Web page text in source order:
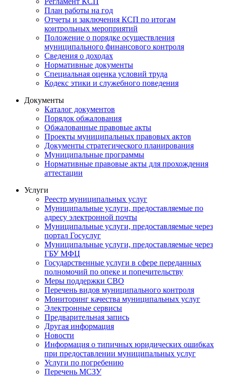
План работы на год
Отчеты и заключения КСП по итогам
контрольных мероприятий
Положение о порядке осуществления
муниципального финансового контроля
Сведения о доходах
Нормативные документы
Специальная оценка условий труда
Кодекс этики и служебного поведения
Документы
Каталог документов
Порядок обжалования
Обжалованные правовые акты
Проекты муниципальных правовых актов
Документы стратегического планирования
Муниципальные программы
Нормативные правовые акты для прохождения
аттестации
Услуги
Реестр муниципальных услуг
Муниципальные услуги, предоставляемые по
адресу электронной почты
Муниципальные услуги, предоставляемые через
портал Госуслуг
Муниципальные услуги, предоставляемые через
ГБУ МФЦ
Государственные услуги в сфере переданных
полномочий по опеке и попечительству
Меры поддержки СВО
Перечень видов муниципального контроля
Мониторинг качества муниципальных услуг
Электронные сервисы
Предварительная запись
Другая информация
Новости
Информация о типичных юридических ошибках
при предоставлении муниципальных услуг
Услуги по погребению
Перечень МСЗУ